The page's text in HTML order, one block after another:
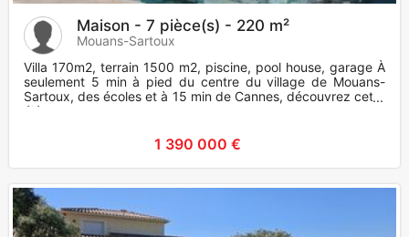
Maison - 7 pièce(s) - 220 m²
Mouans-Sartoux
Villa 170m2, terrain 1500 m2, piscine, pool house, garage À
seulement 5 min à pied du centre du village de Mouans-
Sartoux, des écoles et à 15 min de Cannes, découvrez cette
élégan
1 390 000 €